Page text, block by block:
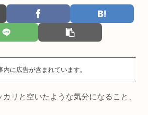
内に広告が含まれています。
リと空いたような気分になること、